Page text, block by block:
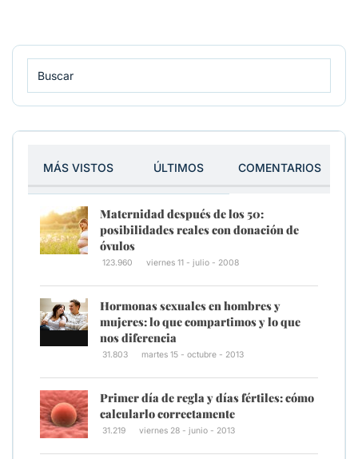
MÁS VISTOS ÚLTIMOS COMENTARIOS
Maternidad después de los 50:
posibilidades reales con donación de
óvulos
123.960 viernes 11 - julio - 2008
Hormonas sexuales en hombres y
mujeres: lo que compartimos y lo que
nos diferencia
31.803 martes 15 - octubre - 2013
Primer día de regla y días fértiles: cómo
calcularlo correctamente
31.219 viernes 28 - junio - 2013